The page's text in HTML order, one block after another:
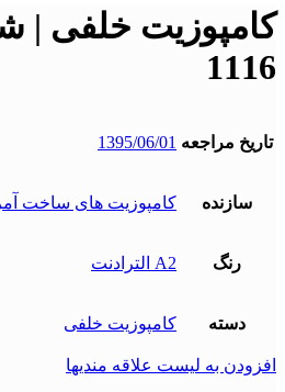
کامپوزیت خلفی |
1116
تاریخ مراجعه 1395/06/01
سازنده کامپوزیت های ساخت
رنگ A2 الترادنت
دسته کامپوزیت خلفی
افزودن به لیست علاقه مندیها